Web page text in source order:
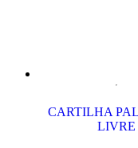
CARTILHA
LIVRE